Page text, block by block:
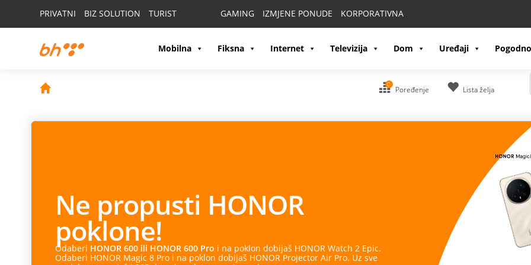
PRIVATNI BIZ SOLUTION TURIST GAMING IZMJENE PONUDE KORPORATIVNA
Mobilna Fiksna Internet Televizija Dom Uređaji
0
Poređenje Lista želja
Ne propusti HONOR
poklone!
Odaberi HONOR 600 ili HONOR 600 Pro i na poklon dobijaš HONOR Watch 2 Epic.
Odaberi HONOR Magic 8 Pro i na poklon dobijaš HONOR Projector Air Pro. Uz sve